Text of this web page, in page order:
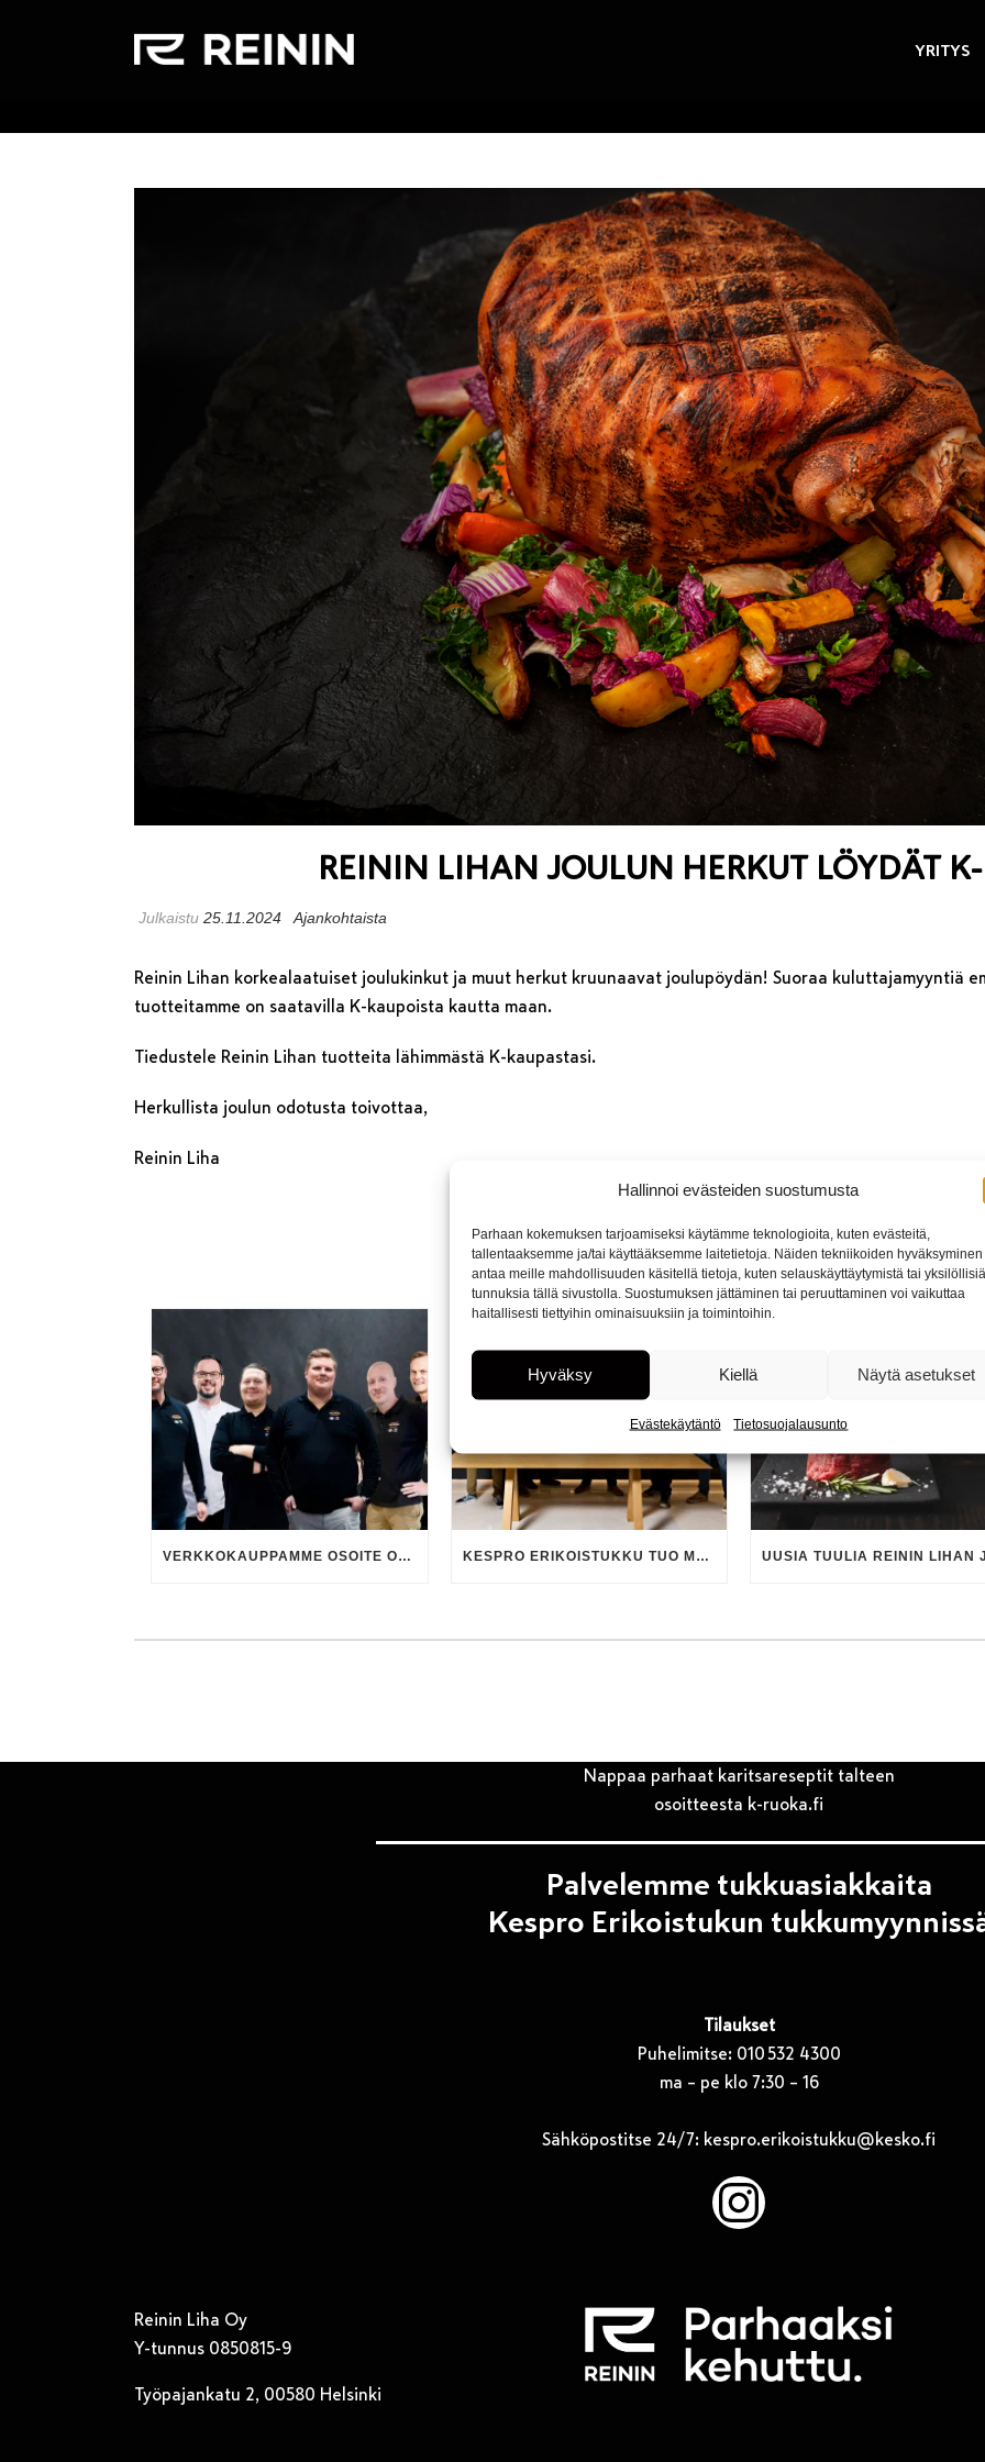
Hallinnoi evästeiden suostumusta
Parhaan kokemuksen tarjoamiseksi käytämme teknologioita, kuten evästeitä,
tallentaaksemme ja/tai käyttääksemme laitetietoja. Näiden tekniikoiden hyväksyminen
antaa meille mahdollisuuden käsitellä tietoja, kuten selauskäyttäytymistä tai yksilöllisiä
tunnuksia tällä sivustolla. Suostumuksen jättäminen tai peruuttaminen voi vaikuttaa
haitallisesti tiettyihin ominaisuuksiin ja toimintoihin.
Hyväksy Kiellä Näytä asetukset
Evästekäytäntö Tietosuojalausunto
YRITYS
REININ LIHAN JOULUN HERKUT LÖYDÄT
Julkaistu 25.11.2024 Ajankohtaista
Reinin Lihan korkealaatuiset joulukinkut ja muut herkut kruunaavat joulupöydän! Suoraa kuluttajamyyntiä
tuotteitamme on saatavilla K-kaupoista kautta maan.
Tiedustele Reinin Lihan tuotteita lähimmästä K-kaupastasi.
Herkullista joulun odotusta toivottaa,
Reinin Liha
UUSIMMAT AIHEET
VERKKOKAUPPAMME OSOITE ON MUUTTUNUT KESPRO ERIKOISTUKKU TUO MUUTOKSIA TILAAMISESSA JA YHTEYKSISSÄ
Nappaa parhaat karitsareseptit talteen
osoitteesta k-ruoka.fi
Palvelemme tukkuasiakkaita
Kespro Erikoistukun
Tilaukset
Puhelimitse: 010 532 4300
ma – pe klo 7:30 – 16
Sähköpostitse 24/7: kespro.erikoistukku@kesko.fi
Instagram
Reinin Liha Oy
Y-tunnus 0850815-9
Työpajankatu 2, 00580 Helsinki